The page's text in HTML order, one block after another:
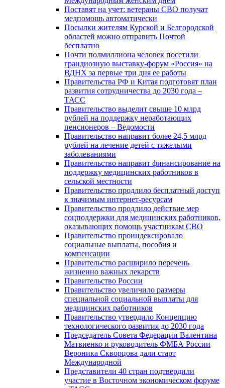
Поставят на учет: ветераны СВО получат
медпомощь автоматически
Посылки жителям Курской и Белгородской
областей можно отправить Почтой
бесплатно
Почти полмиллиона человек посетили
грандиозную выставку-форум «Россия» на
ВДНХ за первые три дня ее работы
Правительства РФ и Китая подготовят план
развития сотрудничества до 2030 года –
ТАСС
Правительство выделит свыше 10 млрд
рублей на поддержку неработающих
пенсионеров – Ведомости
Правительство направит более 24,5 млрд
рублей на лечение детей с тяжелыми
заболеваниями
Правительство направит финансирование на
поддержку медицинских работников в
сельской местности
Правительство продлило бесплатный доступ
к значимым интернет-ресурсам
Правительство продлило действие мер
соцподдержки для медицинских работников,
оказывающих помощь участникам СВО
Правительство проиндексировало
социальные выплаты, пособия и
компенсации
Правительство расширило перечень
жизненно важных лекарств
Правительство России
Правительство увеличило размеры
специальной социальной выплаты для
медицинских работников
Правительство утвердило Концепцию
технологического развития до 2030 года
Председатель Совета Федерации Валентина
Матвиенко и руководитель ФМБА России
Вероника Скворцова дали старт
Международной
Представители 40 стран подтвердили
участие в Восточном экономическом форуме